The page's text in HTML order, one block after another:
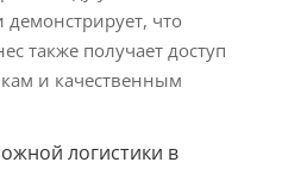
что
также получает доступ
и качественным
логистики в